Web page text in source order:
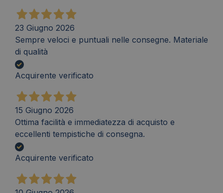
23 Giugno 2026
Sempre veloci e puntuali nelle consegne. Materiale
di qualità
Acquirente verificato
15 Giugno 2026
Ottima facilità e immediatezza di acquisto e
eccellenti tempistiche di consegna.
Acquirente verificato